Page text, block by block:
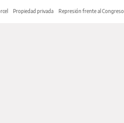
Propiedad privada Represión frente al Congreso